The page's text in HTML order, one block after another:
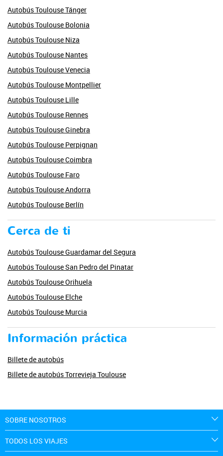
Autobús Toulouse Tánger
Autobús Toulouse Bolonia
Autobús Toulouse Niza
Autobús Toulouse Nantes
Autobús Toulouse Venecia
Autobús Toulouse Montpellier
Autobús Toulouse Lille
Autobús Toulouse Rennes
Autobús Toulouse Ginebra
Autobús Toulouse Perpignan
Autobús Toulouse Coimbra
Autobús Toulouse Faro
Autobús Toulouse Andorra
Autobús Toulouse Berlín
Cerca de ti
Autobús Toulouse Guardamar del Segura
Autobús Toulouse San Pedro del Pinatar
Autobús Toulouse Orihuela
Autobús Toulouse Elche
Autobús Toulouse Murcia
Información práctica
Billete de autobús
Billete de autobús Torrevieja Toulouse
SOBRE NOSOTROS
TODOS LOS VIAJES